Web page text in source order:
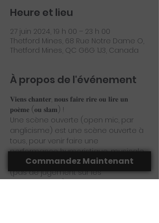
Heure et lieu
27 juin 2024, 19 h 00 – 23 h 00
Thetford Mines, 68 Rue Notre Dame O,
Thetford Mines, QC G6G 1J3, Canada
À propos de l'événement
𝐕𝐢𝐞𝐧𝐬 𝐜𝐡𝐚𝐧𝐭𝐞𝐫, 𝐧𝐨𝐮𝐬 𝐟𝐚𝐢𝐫𝐞 𝐫𝐢𝐫𝐞 𝐨𝐮 𝐥𝐢𝐫𝐞 𝐮𝐧
𝐩𝐨𝐞̀𝐦𝐞 (𝐨𝐮 𝐬𝐥𝐚𝐦) !
Une scène ouverte (open mic, par
anglicisme) est une scène ouverte à
tous, pour venir faire une
performance humoristique, musicale,
ou poétique. Le tout dans l'ouverture
(pas de jugement sur les
Commandez Maintenant